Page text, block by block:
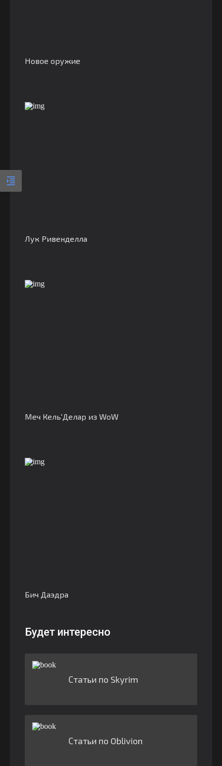
Новое оружие
Лук Ривенделла
Меч Кель'Делар из WoW
Бич Даэдра
Будет интересно
Статьи по Skyrim
Статьи по Oblivion